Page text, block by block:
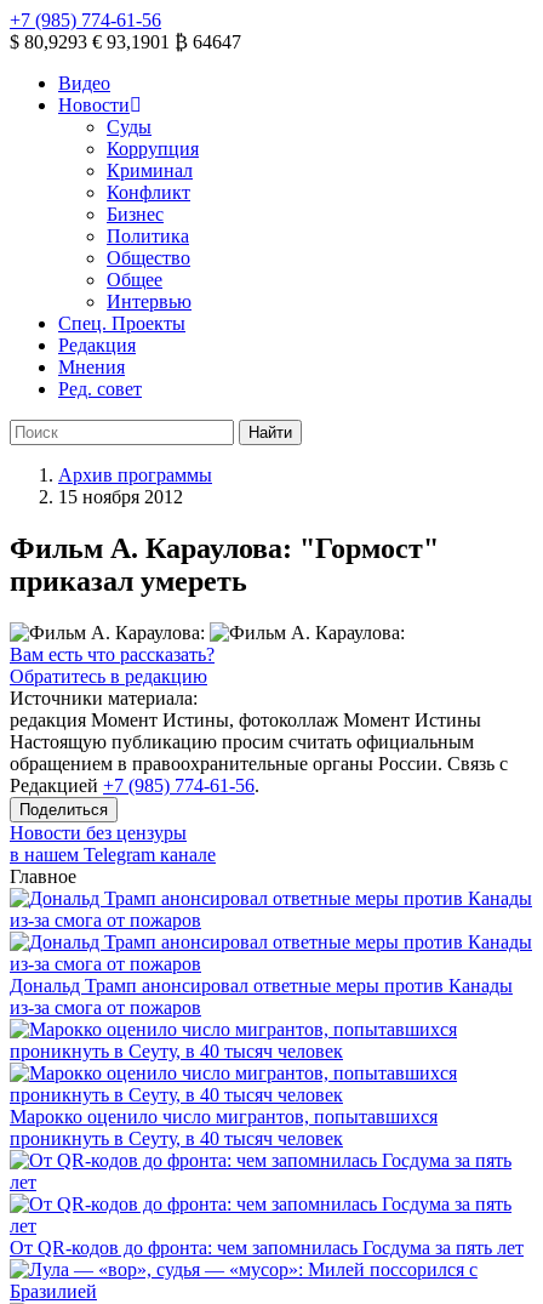
+7 (985) 774-61-56
$ 80,9293 € 93,1901 ₿ 64647
Видео
Новости
Суды
Коррупция
Криминал
Конфликт
Бизнес
Политика
Общество
Общее
Интервью
Спец. Проекты
Редакция
Мнения
Ред. совет
Архив программы
15 ноября 2012
Фильм А. Караулова: "Гормост"
приказал умереть
Вам есть что рассказать?
Обратитесь в редакцию
Источники материала:
редакция Момент Истины, фотоколлаж Момент Истины
Настоящую публикацию просим считать официальным
обращением в правоохранительные органы России. Связь с
Редакцией +7 (985) 774-61-56.
Поделиться
Новости без цензуры
в нашем Telegram канале
Главное
Дональд Трамп анонсировал ответные меры против Канады
из-за смога от пожаров
Марокко оценило число мигрантов, попытавшихся
проникнуть в Сеуту, в 40 тысяч человек
От QR-кодов до фронта: чем запомнилась Госдума за пять лет